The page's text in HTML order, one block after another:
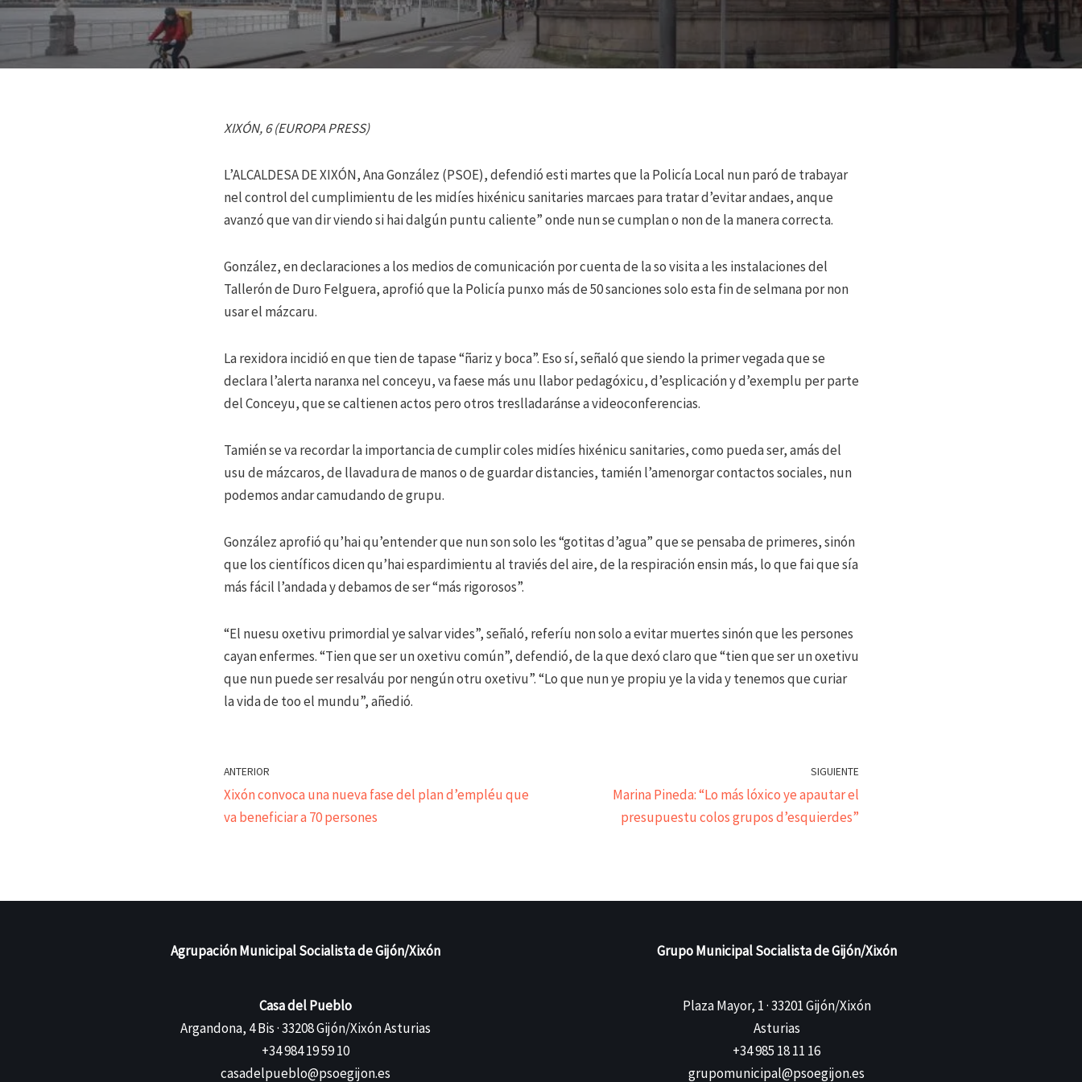
XIXÓN, 6 (EUROPA PRESS)
L’ALCALDESA DE XIXÓN, Ana González (PSOE), defendió esti martes que la Policía Local nun paró de trabayar
nel control del cumplimientu de les midíes hixénicu sanitaries marcaes para tratar d’evitar andaes, anque
avanzó que van dir viendo si hai dalgún puntu caliente” onde nun se cumplan o non de la manera correcta.
González, en declaraciones a los medios de comunicación por cuenta de la so visita a les instalaciones del
Tallerón de Duro Felguera, aprofió que la Policía punxo más de 50 sanciones solo esta fin de selmana por non
usar el mázcaru.
La rexidora incidió en que tien de tapase “ñariz y boca”. Eso sí, señaló que siendo la primer vegada que se
declara l’alerta naranxa nel conceyu, va faese más unu llabor pedagóxicu, d’esplicación y d’exemplu per parte
del Conceyu, que se caltienen actos pero otros treslladaránse a videoconferencias.
Tamién se va recordar la importancia de cumplir coles midíes hixénicu sanitaries, como pueda ser, amás del
usu de mázcaros, de llavadura de manos o de guardar distancies, tamién l’amenorgar contactos sociales, nun
podemos andar camudando de grupu.
González aprofió qu’hai qu’entender que nun son solo les “gotitas d’agua” que se pensaba de primeres, sinón
que los científicos dicen qu’hai espardimientu al traviés del aire, de la respiración ensin más, lo que fai que sía
más fácil l’andada y debamos de ser “más rigorosos”.
“El nuesu oxetivu primordial ye salvar vides”, señaló, referíu non solo a evitar muertes sinón que les persones
cayan enfermes. “Tien que ser un oxetivu común”, defendió, de la que dexó claro que “tien que ser un oxetivu
que nun puede ser resalváu por nengún otru oxetivu”. “Lo que nun ye propiu ye la vida y tenemos que curiar
la vida de too el mundu”, añedió.
ANTERIOR
Xixón convoca una nueva fase del plan d’empléu que
va beneficiar a 70 persones
SIGUIENTE
Marina Pineda: “Lo más lóxico ye apautar el
presupuestu colos grupos d’esquierdes”
Agrupación Municipal Socialista de Gijón/Xixón
Casa del Pueblo
Argandona, 4 Bis · 33208 Gijón/Xixón Asturias
+34 984 19 59 10
casadelpueblo@psoegijon.es
Grupo Municipal Socialista de Gijón/Xixón
Plaza Mayor, 1 · 33201 Gijón/Xixón
Asturias
+34 985 18 11 16
grupomunicipal@psoegijon.es